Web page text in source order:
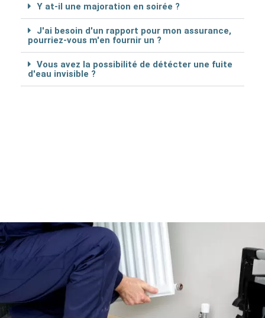
Y at-il une majoration en soirée ?
J'ai besoin d'un rapport pour mon assurance,
pourriez-vous m'en fournir un ?
Vous avez la possibilité de détécter une fuite
d'eau invisible ?